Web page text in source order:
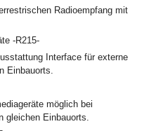
Radioempfang mit
-R215-
Interface für externe
Einbauorts.
möglich bei
gleichen Einbauorts.